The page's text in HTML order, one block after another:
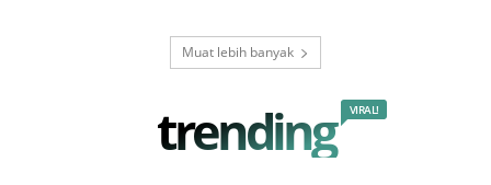
Muat lebih banyak
trending VIRAL!